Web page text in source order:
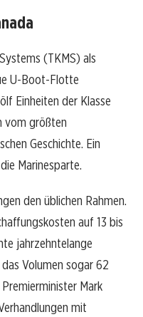
(TKMS) als
U-Boot-Flotte
Einheiten der Klasse
vom größten
Geschichte. Ein
Marinesparte.
den üblichen Rahmen.
auf 13 bis
jahrzehntelange
Volumen sogar 62
Mark
mit